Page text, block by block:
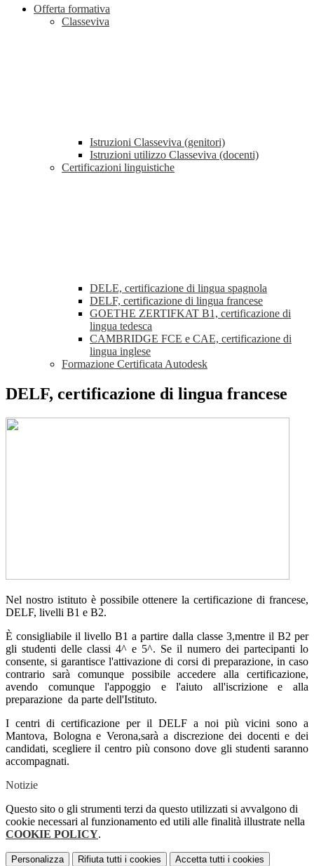
Offerta formativa
Classeviva
Istruzioni Classeviva (genitori)
Istruzioni utilizzo Classeviva (docenti)
Certificazioni linguistiche
DELE, certificazione di lingua spagnola
DELF, certificazione di lingua francese
GOETHE ZERTIFKAT B1, certificazione di
lingua tedesca
CAMBRIDGE FCE e CAE, certificazione di
lingua inglese
Formazione Certificata Autodesk
DELF, certificazione di lingua francese
Nel nostro istituto è possibile ottenere la certificazione di francese,
DELF, livelli B1 e B2.
È consigliabile il livello B1 a partire dalla classe 3,mentre il B2 per
gli studenti delle classi 4^ e 5^. Se il numero dei partecipanti lo
consente, si garantisce l'attivazione di corsi di preparazione, in caso
contrario sarà comunque possibile accedere alla certificazione,
avendo comunque l'appoggio e l'aiuto all'iscrizione e alla
preparazione da parte dell'Istituto.
I centri di certificazione per il DELF a noi più vicini sono a
Mantova, Bologna e Verona,sarà a discrezione dei docenti e dei
candidati, scegliere il centro più consono dove gli studenti saranno
accompagnati.
Notizie
Questo sito o gli strumenti terzi da questo utilizzati si avvalgono di
cookie necessari al funzionamento ed utili alle finalità illustrate nella
COOKIE POLICY.
Personalizza Rifiuta tutti i cookies Accetta tutti i cookies